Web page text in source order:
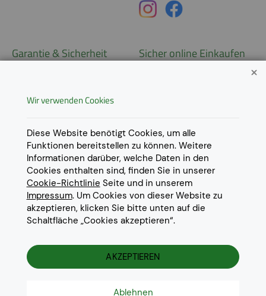
Garantie & Sicherheit
Datenschutz
Impressum
Cookie Einstellungen
Sicher online Einkaufen
Lieferungen in weitere Länder
gerne aufAnfrage
Die aufgeführten Markennamen und Warenzeichen dienen
ausschliesslich zur Beschreibung unserer Produkte und sind
Warenzeichen der jeweiligen Eigentümer.
Wir verwenden Cookies
Diese Website benötigt Cookies, um alle
Funktionen bereitstellen zu können. Weitere
Informationen darüber, welche Daten in den
Cookies enthalten sind, finden Sie in unserer
Cookie-Richtlinie Seite und in unserem
Impressum. Um Cookies von dieser Website zu
akzeptieren, klicken Sie bitte unten auf die
Schaltfläche „Cookies akzeptieren“.
AKZEPTIEREN
Ablehnen